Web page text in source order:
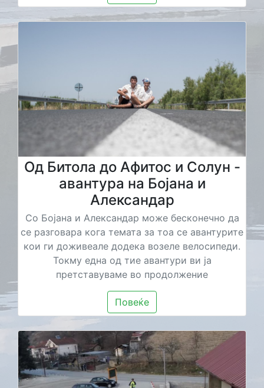
Од Битола до Афитос и Солун -
авантура на Бојана и
Александар
Со Бојана и Александар може бесконечно да
се разговара кога темата за тоа се авантурите
кои ги доживеале додека возеле велосипеди.
Токму една од тие авантури ви ја
претставуваме во продолжение
Повеќе